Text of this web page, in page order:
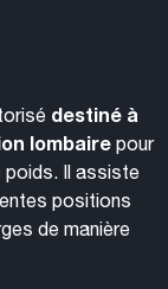
destiné à
lombairepour
poids. Il assiste
positions
de manière